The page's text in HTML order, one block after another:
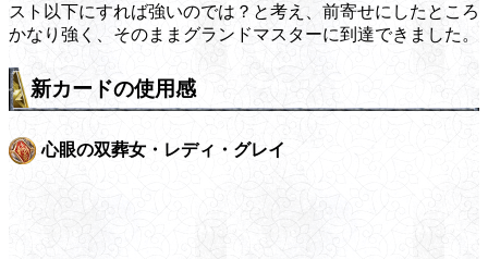
スト以下にすれば強いのでは？と考え、前寄せにしたところ
かなり強く、そのままグランドマスターに到達できました。
新カードの使用感
心眼の双葬女・レディ・グレイ